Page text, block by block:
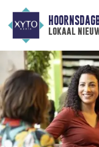
lokaal